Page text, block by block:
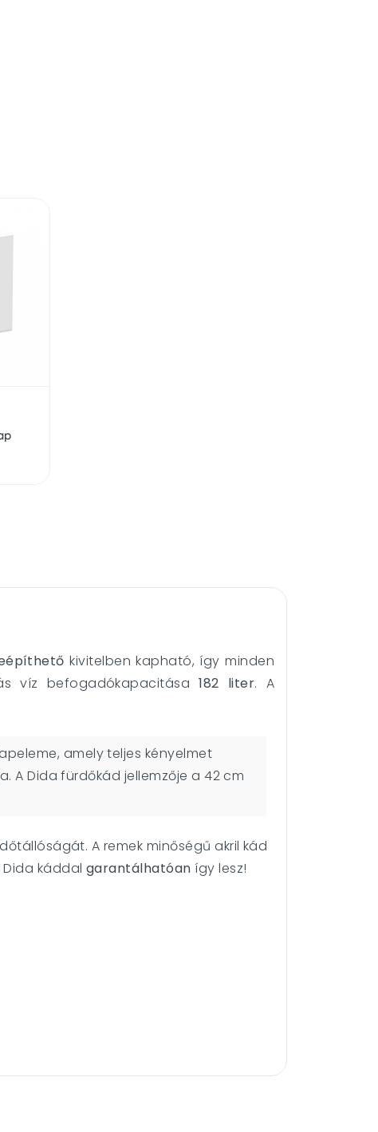
kivitelben kapható, így minden
víz befogadókapacitása 182 liter. A
amely teljes kényelmet
A Dida fürdőkád jellemzője a 42 cm
A remek minőségű akril kád
Dida káddal garantálhatóan így lesz!